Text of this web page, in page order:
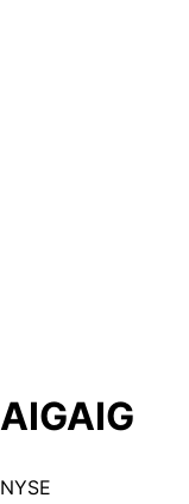
AIGAIG
NYSE